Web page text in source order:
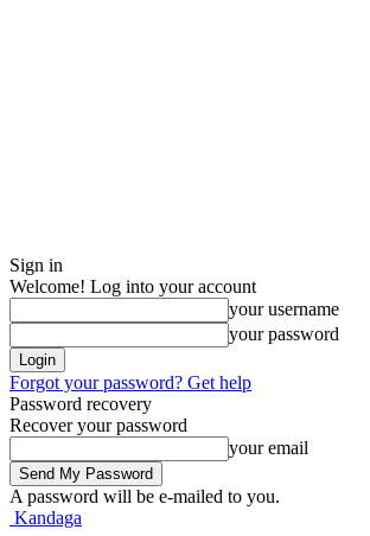
Sign in
Welcome! Log into your account
your username
your password
Forgot your password? Get help
Password recovery
Recover your password
your email
A password will be e-mailed to you.
Kandaga